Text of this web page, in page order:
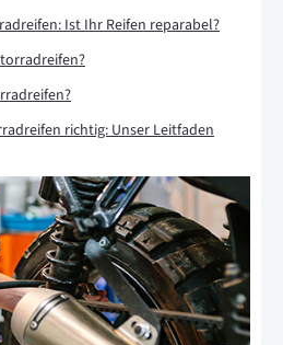
Ist Ihr Reifen reparabel?
richtig: Unser Leitfaden